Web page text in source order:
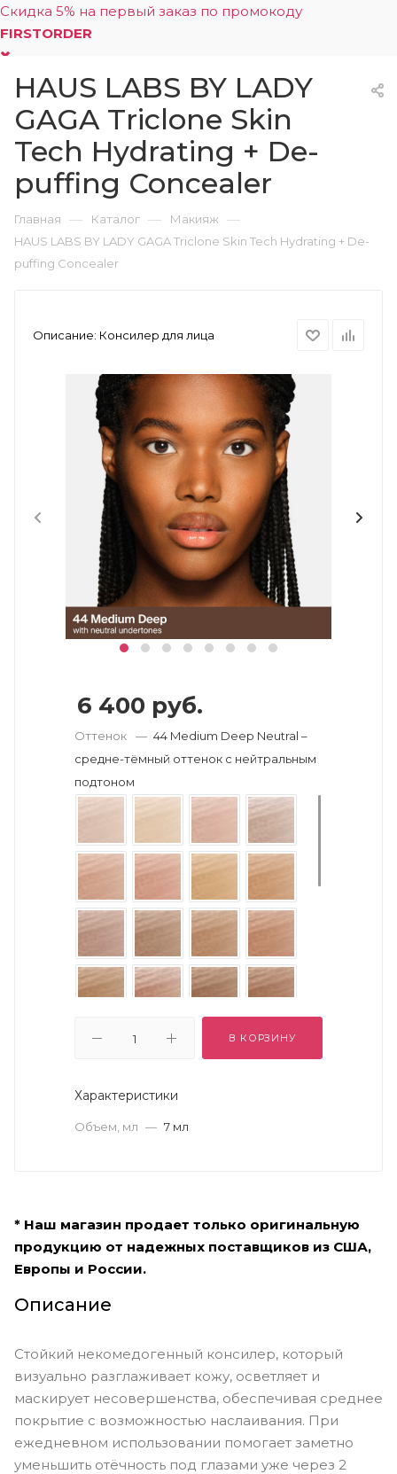
Скидка 5% на первый заказ по промокоду
FIRSTORDER
0
HAUS LABS BY LADY
GAGA Triclone Skin
Tech Hydrating + De-
puffing Concealer
Главная — Каталог — Макияж —
HAUS LABS BY LADY GAGA Triclone Skin Tech Hydrating + De-
puffing Concealer
Описание: Консилер для лица
6 400 руб.
Оттенок — 44 Medium Deep Neutral –
средне-тёмный оттенок с нейтральным
подтоном
В КОРЗИНУ
Характеристики
Объем, мл — 7 мл
* Наш магазин продает только оригинальную
продукцию от надежных поставщиков из США,
Европы и России.
Описание
Стойкий некомедогенный консилер, который
визуально разглаживает кожу, осветляет и
маскирует несовершенства, обеспечивая среднее
покрытие с возможностью наслаивания. При
ежедневном использовании помогает заметно
уменьшить отёчность под глазами уже через 2